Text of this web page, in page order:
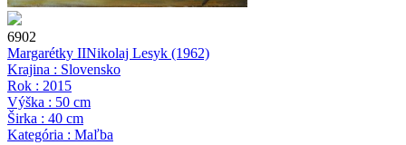
6902
Margarétky IINikolaj Lesyk (1962)
Krajina : Slovensko
Rok : 2015
Výška : 50 cm
Širka : 40 cm
Kategória : Maľba